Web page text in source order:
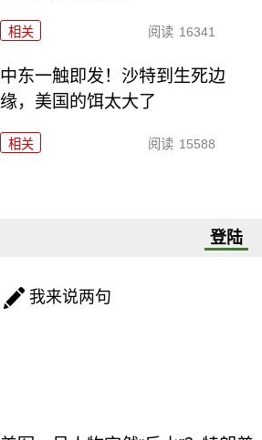
相关 阅读 16341
中东一触即发！沙特到生死边
缘，美国的饵太大了
相关 阅读 15588
登陆
我来说两句